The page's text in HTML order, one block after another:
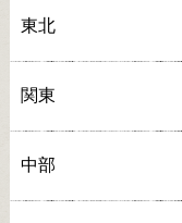
東北
関東
中部